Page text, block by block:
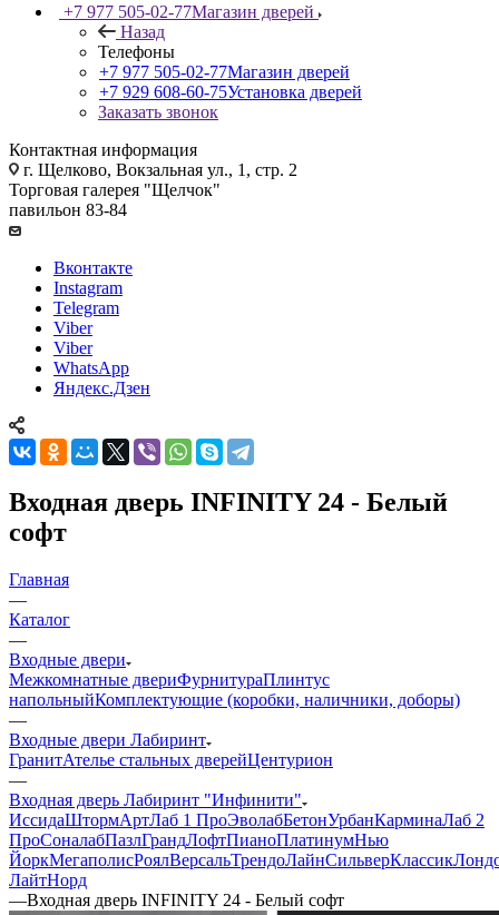
+7 977 505-02-77Магазин дверей
Назад
Телефоны
+7 977 505-02-77Магазин дверей
+7 929 608-60-75Установка дверей
Заказать звонок
Контактная информация
г. Щелково, Вокзальная ул., 1, стр. 2
Торговая галерея "Щелчок"
павильон 83-84
Вконтакте
Instagram
Telegram
Viber
Viber
WhatsApp
Яндекс.Дзен
Входная дверь INFINITY 24 - Белый
софт
Главная
—
Каталог
—
Входные двери
Межкомнатные двериФурнитураПлинтус
напольныйКомплектующие (коробки, наличники, доборы)
—
Входные двери Лабиринт
ГранитАтелье стальных дверейЦентурион
—
Входная дверь Лабиринт "Инфинити"
ИссидаШтормАртЛаб 1 ПроЭволабБетонУрбанКарминаЛаб 2
ПроСоналабПазлГрандЛофтПианоПлатинумНью
ЙоркМегаполисРоялВерсальТрендоЛайнСильверКлассик
ЛайтНорд
—Входная дверь INFINITY 24 - Белый софт